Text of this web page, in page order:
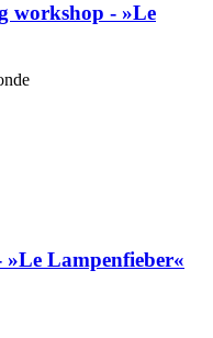
workshop - »Le
»Le Lampenfieber«